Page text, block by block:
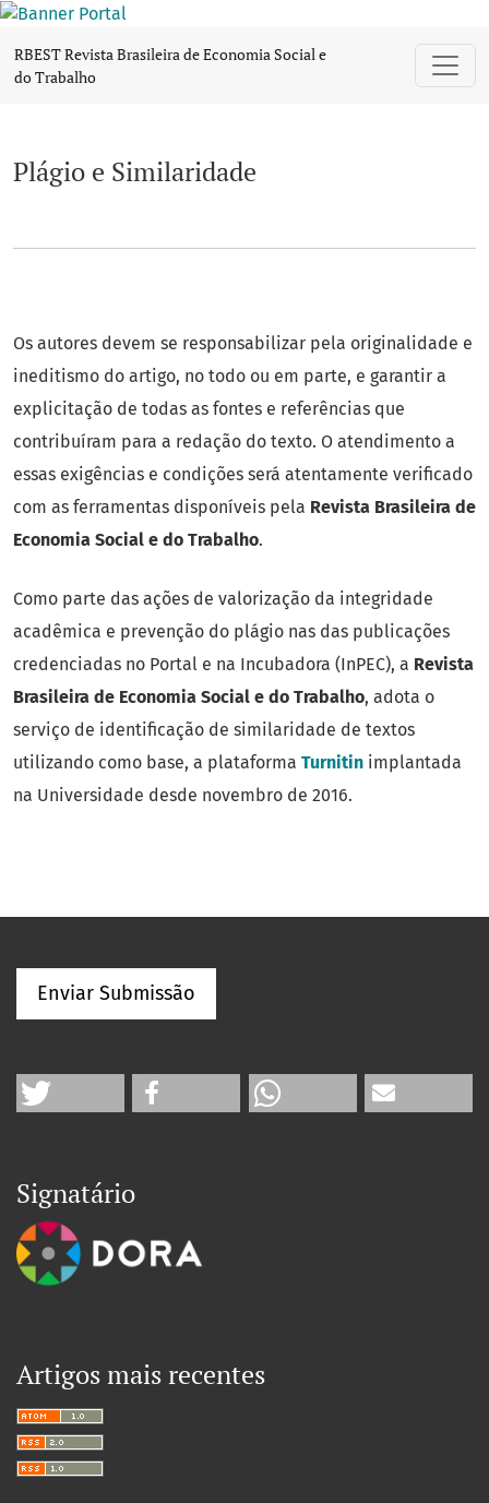
Plágio e Similaridade
RBEST Revista Brasileira de Economia Social e
do Trabalho
Plágio e Similaridade
Os autores devem se responsabilizar pela originalidade e
ineditismo do artigo, no todo ou em parte, e garantir a
explicitação de todas as fontes e referências que
contribuíram para a redação do texto. O atendimento a
essas exigências e condições será atentamente verificado
com as ferramentas disponíveis pela Revista Brasileira de
Economia Social e do Trabalho.
Como parte das ações de valorização da integridade
acadêmica e prevenção do plágio nas das publicações
credenciadas no Portal e na Incubadora (InPEC), a Revista
Brasileira de Economia Social e do Trabalho, adota o
serviço de identificação de similaridade de textos
utilizando como base, a plataforma Turnitin implantada
na Universidade desde novembro de 2016.
Enviar Submissão
Signatário
Artigos mais recentes